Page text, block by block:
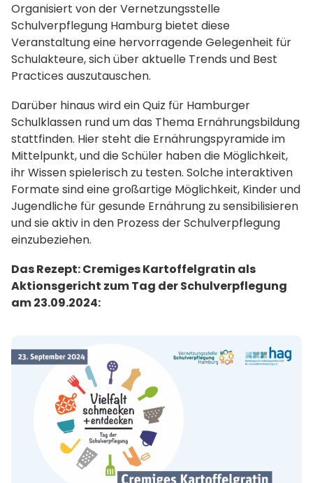
Organisiert von der Vernetzungsstelle
Schulverpflegung Hamburg bietet diese
Veranstaltung eine hervorragende Gelegenheit für
Schulakteure, sich über aktuelle Trends und Best
Practices auszutauschen.
Darüber hinaus wird ein Quiz für Hamburger
Schulklassen rund um das Thema Ernährungsbildung
stattfinden. Hier steht die Ernährungspyramide im
Mittelpunkt, und die Schüler haben die Möglichkeit,
ihr Wissen spielerisch zu testen. Solche interaktiven
Formate sind eine großartige Möglichkeit, Kinder und
Jugendliche für gesunde Ernährung zu sensibilisieren
und sie aktiv in den Prozess der Schulverpflegung
einzubeziehen.
Das Rezept: Cremiges Kartoffelgratin als
Aktionsgericht zum Tag der Schulverpflegung
am 23.09.2024: